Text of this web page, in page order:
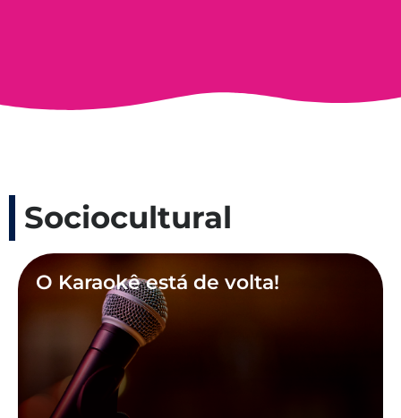
Sociocultural
O Karaokê está de volta!